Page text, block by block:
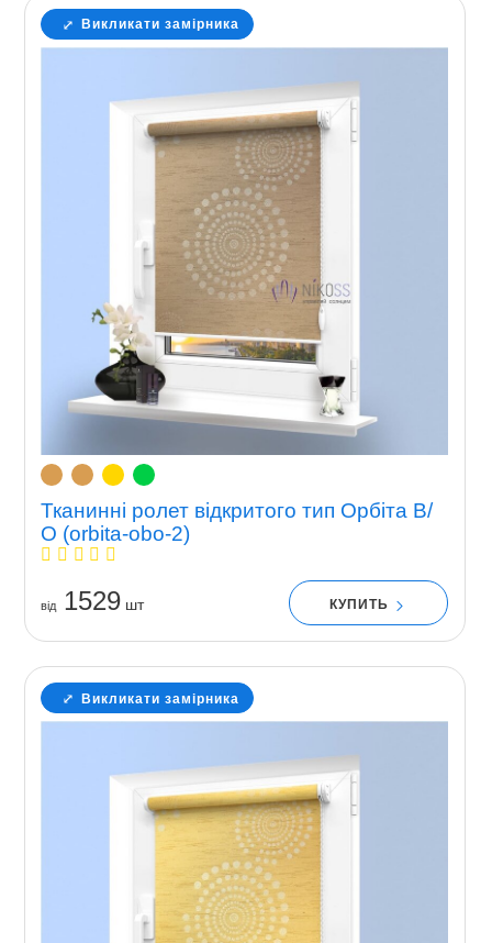
Викликати замірника
Тканинні ролет відкритого тип Орбіта В/
О (orbita-obo-2)
вiд1529шт КУПИТЬ
Викликати замірника